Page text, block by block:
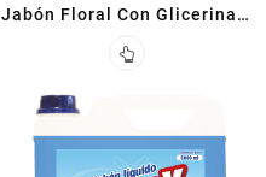
Jabón Floral Con Glicerina 5
L